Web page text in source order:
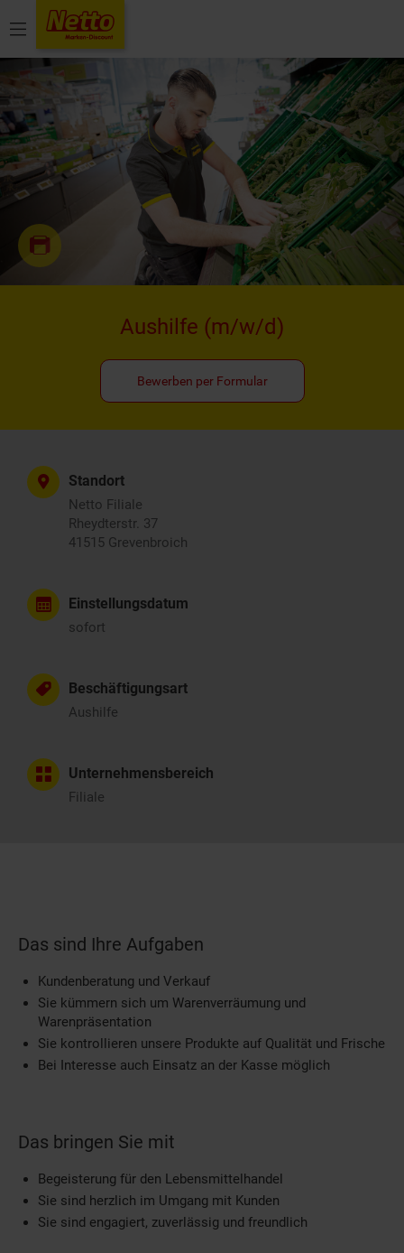
Menü
Aushilfe (m/w/d)
Bewerben per Formular
Standort
Netto Filiale
Rheydterstr. 37
41515 Grevenbroich
Einstellungsdatum
sofort
Beschäftigungsart
Aushilfe
Unternehmensbereich
Filiale
Das sind Ihre Aufgaben
Kundenberatung und Verkauf
Sie kümmern sich um Warenverräumung und
Warenpräsentation
Sie kontrollieren unsere Produkte auf Qualität und Frische
Bei Interesse auch Einsatz an der Kasse möglich
Das bringen Sie mit
Begeisterung für den Lebensmittelhandel
Sie sind herzlich im Umgang mit Kunden
Sie sind engagiert, zuverlässig und freundlich